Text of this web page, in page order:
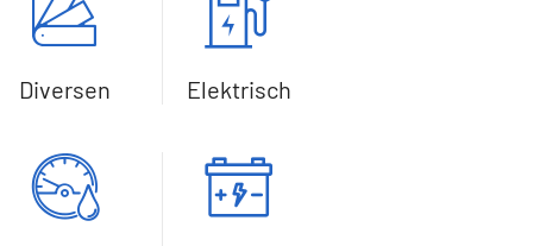
Diversen Elektrisch